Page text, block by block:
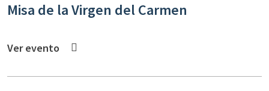
Misa de la Virgen del Carmen
Ver evento